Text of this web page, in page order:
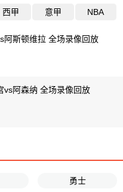
西甲 意甲 NBA
阿斯顿维拉 全场录像回放
vs阿森纳 全场录像回放
勇士